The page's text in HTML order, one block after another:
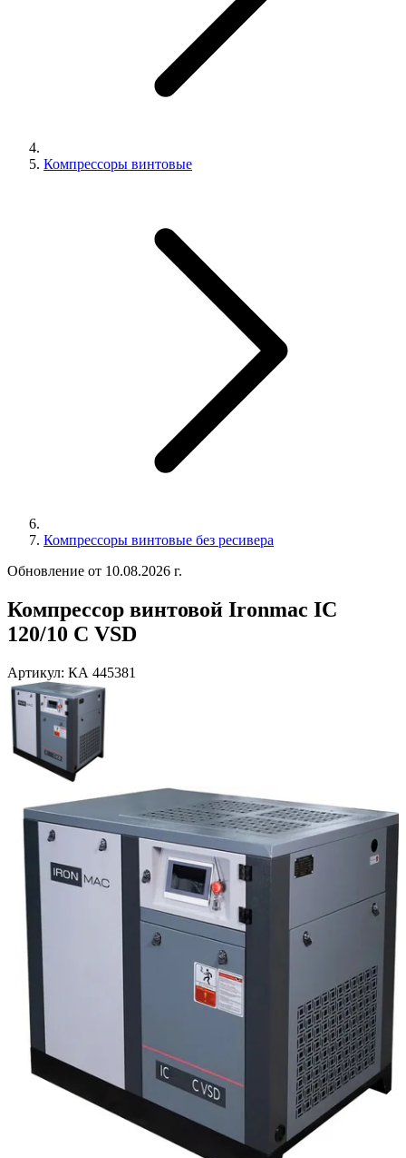
Компрессоры винтовые
Компрессоры винтовые без ресивера
Обновление от 10.08.2026 г.
Компрессор винтовой Ironmac IC
120/10 C VSD
Артикул: КА 445381